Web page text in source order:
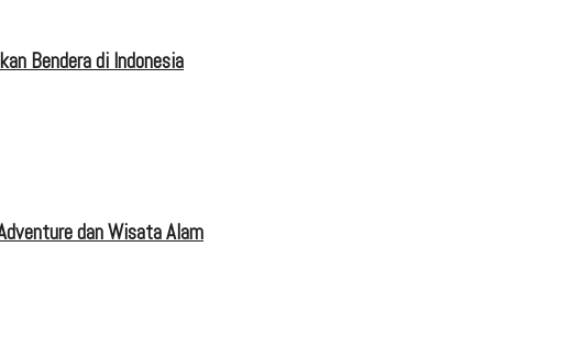
Bendera di Indonesia
dan Wisata Alam